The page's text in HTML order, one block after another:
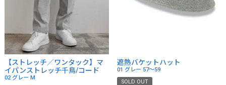
【ストレッチ／ワンタック】マ
イパンストレッチ千鳥/コード
02 グレー M
遮熱バケットハット
01 グレー 57～59
SOLD OUT